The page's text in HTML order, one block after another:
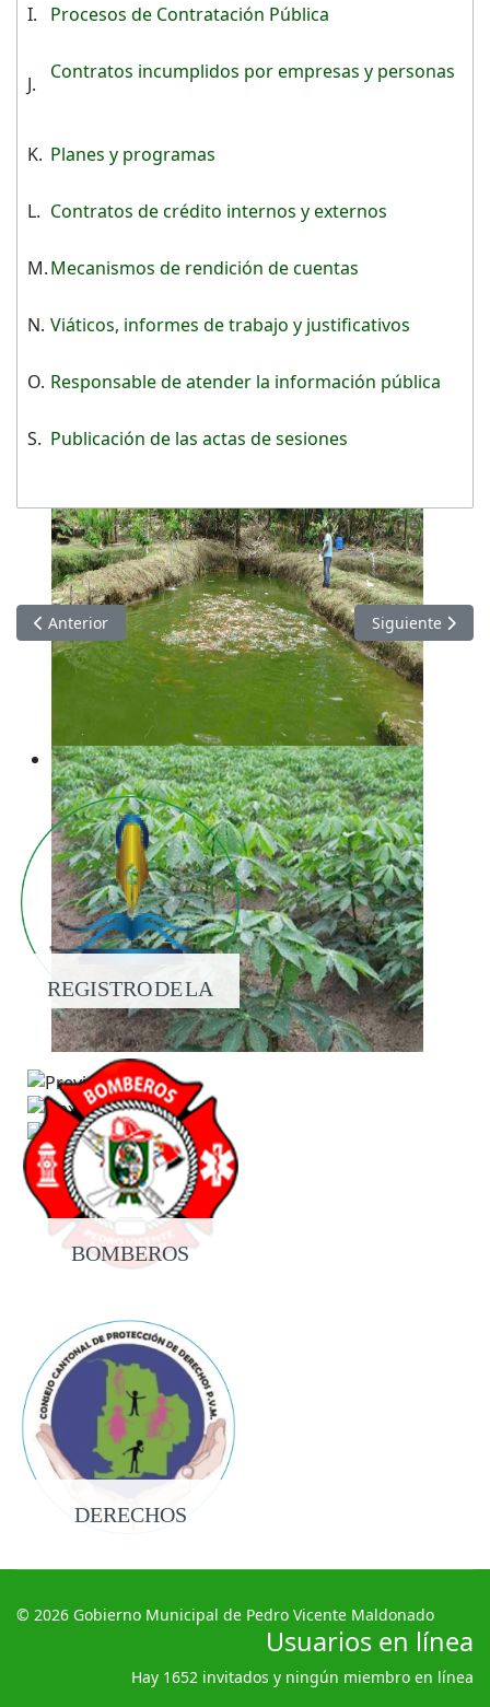
I. Procesos de Contratación Pública
J.
Contratos incumplidos por empresas y personas
K. Planes y programas
L. Contratos de crédito internos y externos
M.Mecanismos de rendición de cuentas
N. Viáticos, informes de trabajo y justificativos
O. Responsable de atender la información pública
S. Publicación de las actas de sesiones
Artículo anterior: Información de MAYO 2021
Anterior Artículo
Siguiente
REGISTRO DE LA
PROPIEDAD
BOMBEROS
DERECHOS
© 2026 Gobierno Municipal de Pedro Vicente Maldonado
Usuarios en línea
Hay 1652 invitados y ningún miembro en línea